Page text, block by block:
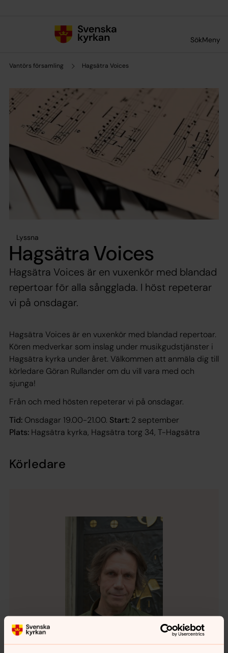
SökMeny
Vantörs församling Hagsätra Voices
Lyssna
Hagsätra Voices
Hagsätra Voices är en vuxenkör med blandad
repertoar för alla sångglada. I höst repeterar
vi på onsdagar.
Hagsätra Voices är en vuxenkör med blandad repertoar.
Kören medverkar som inslag under musikgudstjänster i
Hagsätra kyrka under året. Välkommen att anmäla dig till
körledare Göran Rullander om du vill vara med och
sjunga!
Från och med hösten repeterar vi på onsdagar.
Tid: Onsdagar 19.00-21.00. Start: 2 september
Plats: Hagsätra kyrka, Hagsätra torg 34, T-Hagsätra
Körledare